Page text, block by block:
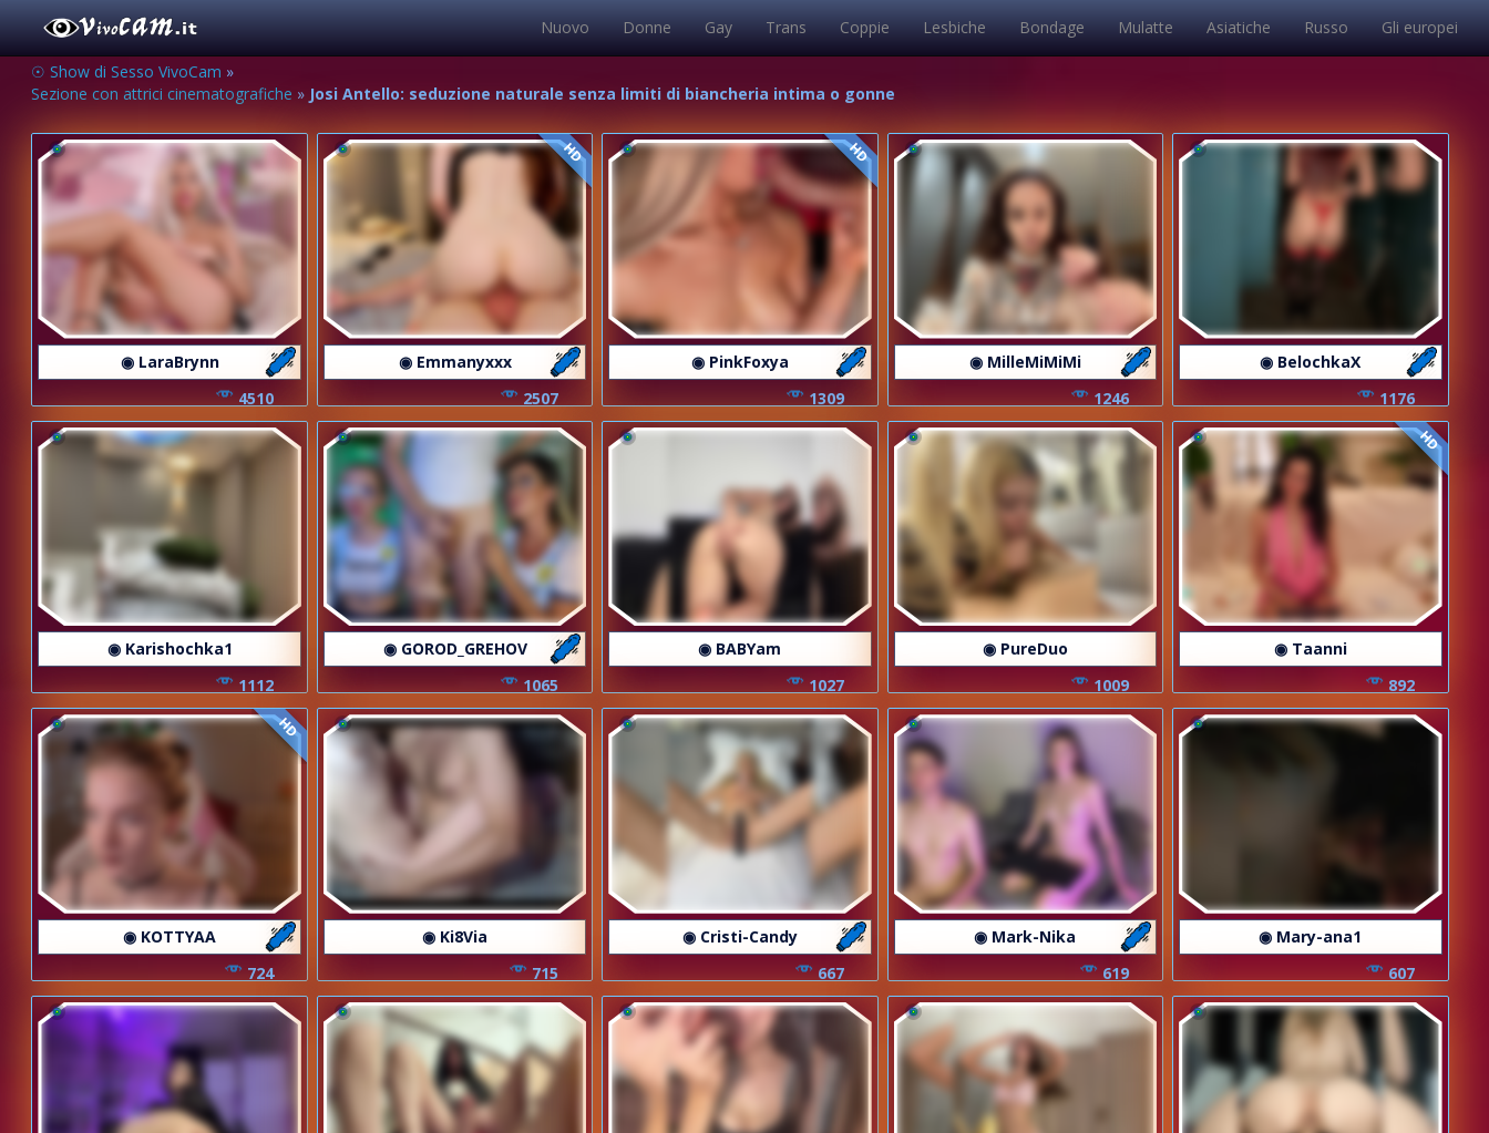
Nuovo Donne Gay Trans Coppie Lesbiche Bondage Mulatte Asiatiche Russo Gli europei
☉ Show di Sesso VivoCam »
Sezione con attrici cinematografiche » Josi Antello: seduzione naturale senza limiti di biancheria intima o gonne
◉ LaraBrynn
4510
HD
◉ Emmanyxxx
2507
HD
◉ PinkFoxya
1309
◉ MilleMiMiMi
1246
◉ BelochkaX
1176
◉ Karishochka1
1112
◉ GOROD_GREHOV
1065
◉ BABYam
1027
◉ PureDuo
1009
HD
◉ Taanni
892
HD
◉ KOTTYAA
724
◉ Ki8Via
715
◉ Cristi-Candy
667
◉ Mark-Nika
619
◉ Mary-ana1
607